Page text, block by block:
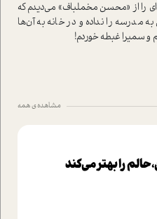
را از «محسن مخملباف» می‌دیدم که
مدرسه را نداده و در خانه به آن‌ها
و سمیرا غبطه خوردم!
مشاهده ی همه
را بهتر می‌کند